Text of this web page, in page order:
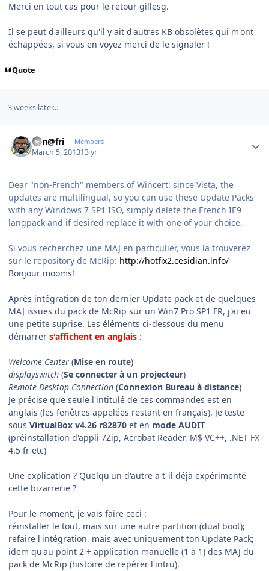
Merci en tout cas pour le retour gillesg.
Il se peut d'ailleurs qu'il y ait d'autres KB obsolètes qui m'ont
échappées, si vous en voyez merci de le signaler !
Quote
3 weeks later...
Ken@fri Members
March 5, 201313 yr
Dear "non-French" members of Wincert: since Vista, the
updates are multilingual, so you can use these Update Packs
with any Windows 7 SP1 ISO, simply delete the French IE9
langpack and if desired replace it with one of your choice.
Si vous recherchez une MAJ en particulier, vous la trouverez
sur le repository de McRip: http://hotfix2.cesidian.info/
Bonjour mooms!
Après intégration de ton dernier Update pack et de quelques
MAJ issues du pack de McRip sur un Win7 Pro SP1 FR, j'ai eu
une petite suprise. Les éléments ci-dessous du menu
démarrer s'affichent en anglais :
Welcome Center (Mise en route)
displayswitch (Se connecter à un projecteur)
Remote Desktop Connection (Connexion Bureau à distance)
Je précise que seule l'intitulé de ces commandes est en
anglais (les fenêtres appelées restant en français). Je teste
sous VirtualBox v4.26 r82870 et en mode AUDIT
(préinstallation d'appli 7Zip, Acrobat Reader, M$ VC++, .NET FX
4.5 fr etc)
Une explication ? Quelqu'un d'autre a t-il déjà expérimenté
cette bizarrerie ?
Pour le moment, je vais faire ceci :
réinstaller le tout, mais sur une autre partition (dual boot);
refaire l'intégration, mais avec uniquement ton Update Pack;
idem qu'au point 2 + application manuelle (1 à 1) des MAJ du
pack de McRip (histoire de repérer l'intru).